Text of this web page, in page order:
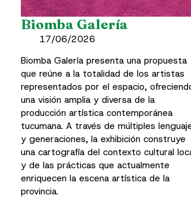
Biomba Galería
17/06/2026
Biomba Galería presenta una propuesta
que reúne a la totalidad de los artistas
representados por el espacio,
una visión amplia y diversa de la
producción artística contemporánea
tucumana. A través de múltiples
y generaciones, la exhibición construye
una cartografía del contexto cultural
y de las prácticas que actualmente
enriquecen la escena artística de la
provincia.